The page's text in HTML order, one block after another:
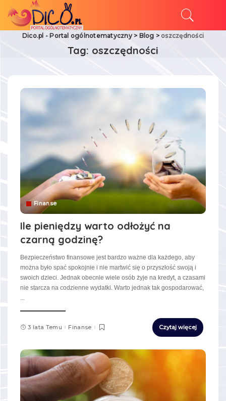
Dico.pl - Portal ogólnotematyczny> Blog > oszczędności
Tag: oszczędności
Finanse
Ile pieniędzy warto odłożyć na
czarną godzinę?
Bezpieczeństwo finansowe jest bardzo ważne dla każdego, aby
można było spać spokojnie i nie martwić się o przyszłość swoją i
swoich dzieci. Jednak obecnie wiele osób żyje na kredyt, a czasami
nie starcza na codzienne wydatki. Warto jednak tak gospodarować,
3 lata Temu Finanse Czytaj więcej